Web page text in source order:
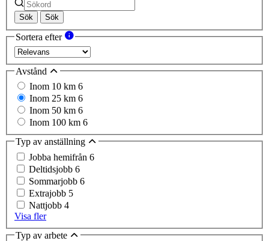
Sök Sök
Sortera efter
Avstånd
Inom 10 km 6
Inom 25 km 6
Inom 50 km 6
Inom 100 km 6
Typ av anställning
Jobba hemifrån 6
Deltidsjobb 6
Sommarjobb 6
Extrajobb 5
Nattjobb 4
Visa fler
Typ av arbete